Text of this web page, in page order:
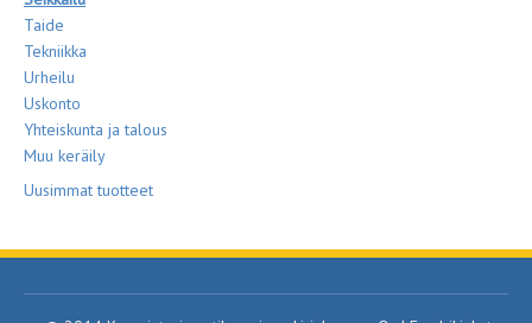
Taide
Tekniikka
Urheilu
Uskonto
Yhteiskunta ja talous
Muu keräily
Uusimmat tuotteet